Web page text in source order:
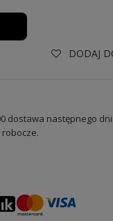
DODAJ
dostawa następnego
robocze.